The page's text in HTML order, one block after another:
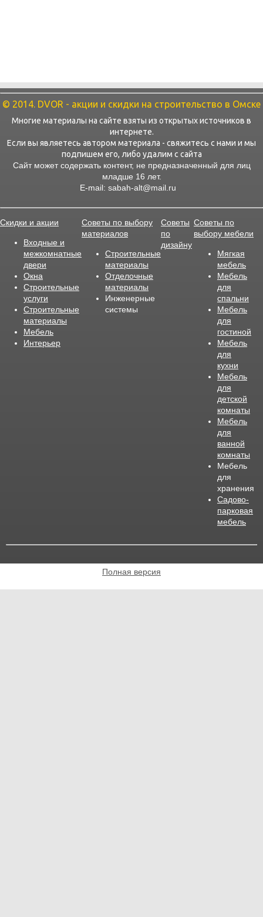
© 2014. DVOR - акции и скидки на строительство в Омске
Многие материалы на сайте взяты из открытых источников в
интернете.
Если вы являетесь автором материала - свяжитесь с нами и мы
подпишем его, либо удалим с сайта
Сайт может содержать контент, не предназначенный для лиц
младше 16 лет.
E-mail: sabah-alt@mail.ru
Скидки и акции
Входные и
межкомнатные
двери
Окна
Строительные
услуги
Строительные
материалы
Мебель
Интерьер
Советы по выбору
материалов
Строительные
материалы
Отделочные
материалы
Инженерные
системы
Советы
по
дизайну
Советы по
выбору мебели
Мягкая
мебель
Мебель
для
спальни
Мебель
для
гостиной
Мебель
для
кухни
Мебель
для
детской
комнаты
Мебель
для
ванной
комнаты
Мебель
для
хранения
Садово-
парковая
мебель
Полная версия